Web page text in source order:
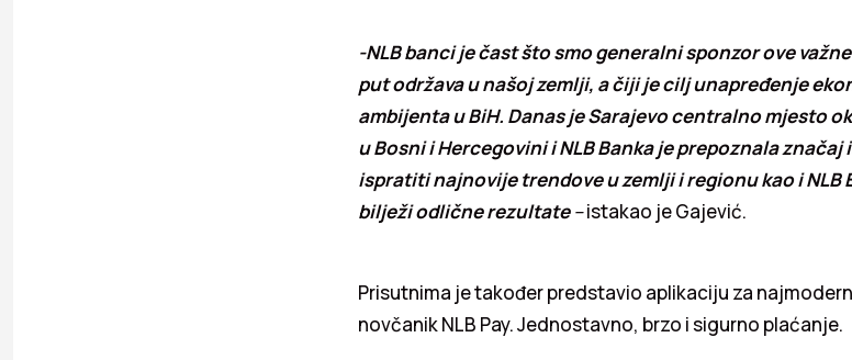
-NLB banci je čast što smo generalni sponzor ove
put održava u našoj zemlji, a čiji je cilj unapređenje
ambijenta u BiH. Danas je Sarajevo centralno mjesto
u Bosni i Hercegovini i NLB Banka je prepoznala značaj
ispratiti najnovije trendove u zemlji i regionu kao i NLB
bilježi odlične rezultate–istakao je Gajević.
Prisutnima je također predstavio aplikaciju za
novčanik NLB Pay. Jednostavno, brzo i sigurno plaćanje.